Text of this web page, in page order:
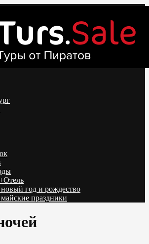
3-7-10 ночей все включено, отдых на
и горнолыжных туров.
день. Официальный сайт Тур Сейл
год и рождество
праздники